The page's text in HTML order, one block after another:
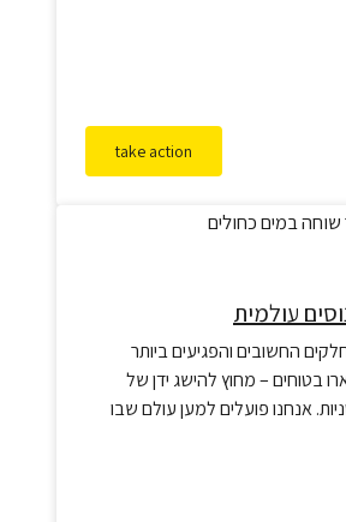
take action
עולמית
החשובים והפגיעים ביותר
בטוחים – מחוץ להישג ידן של
אנחנו פועלים למען עולם שבו